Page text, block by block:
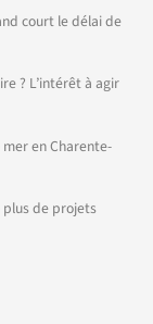
court le délai de
? L’intérêt à agir
en Charente-
plus de projets